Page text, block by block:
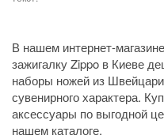
В нашем интернет-
зажигалку Zippo в Киеве
наборы ножей из
сувенирного характера.
аксессуары по выгодной
нашем каталоге.